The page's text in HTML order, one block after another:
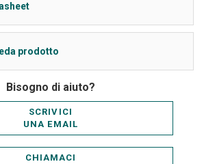
prodotto
Bisogno di aiuto?
SCRIVICI
UNA EMAIL
CHIAMACI